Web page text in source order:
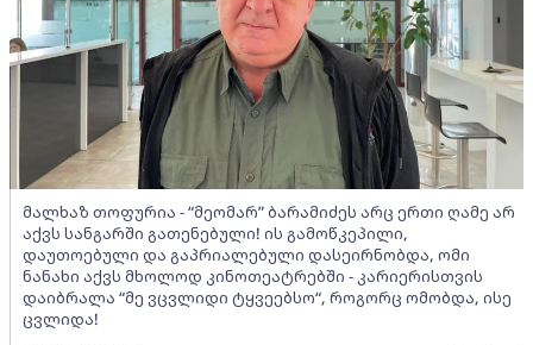
მალხაზ თოფურია - “მეომარ” ბარამიძეს არც ერთი ღამე არ
აქვს სანგარში გათენებული! ის გამოწკეპილი,
დაუთოებული და გაპრიალებული დასეირნობდა, ომი
ნანახი აქვს მხოლოდ კინოთეატრებში - კარიერისთვის
დაიბრალა “მე ვცვლიდი ტყვეებსო“, როგორც ომობდა, ისე
ცვლიდა!